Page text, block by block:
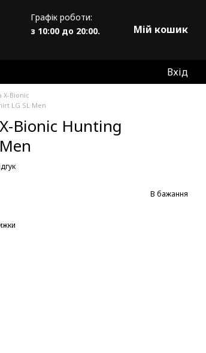
Графік роботи:
з 10:00 до 20:00.
Мій кошик
Вхід
X-Bionic
LG SL Men
Bionic Hunting
В бажання